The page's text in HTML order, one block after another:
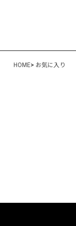
HOME> お気に入り